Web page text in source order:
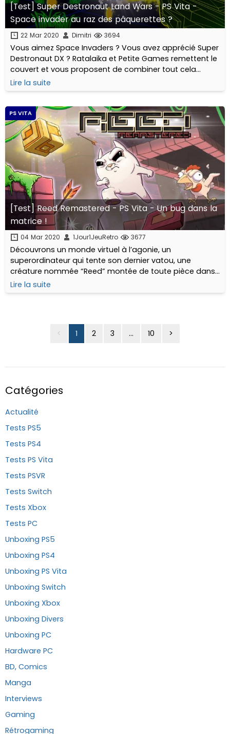
[Test] Super Destronaut Land Wars - PS Vita -
Space invader au raz des pâquerettes ?
22 Mar 2020 Dimitri 3694
Vous aimez Space Invaders ? Vous avez apprécié Super
Destronaut DX ? Ratalaika et Petite Games remettent le
couvert et vous proposent de combiner tout cela
façon FPS avec un design et un gameplay orientés full
arcade !
Lire la suite
PS VITA
[Test] Reed Remastered - PS Vita - Un bug dans la
matrice !
04 Mar 2020 1Jour1JeuRetro 3677
Découvrons un monde virtuel à l’agonie, un
superordinateur qui tente son dernier vatou, une
créature nommée “Reed” montée de toute pièce dans
le but de réinitialiser le système et éviter son extinction.
Lire la suite
< 1 2 3 ... 10 >
Catégories
Actualité
Tests PS5
Tests PS4
Tests PS Vita
Tests PSVR
Tests Switch
Tests Xbox
Tests PC
Unboxing PS5
Unboxing PS4
Unboxing PS Vita
Unboxing Switch
Unboxing Xbox
Unboxing Divers
Unboxing PC
Hardware PC
BD, Comics
Manga
Interviews
Gaming
Rétrogaming